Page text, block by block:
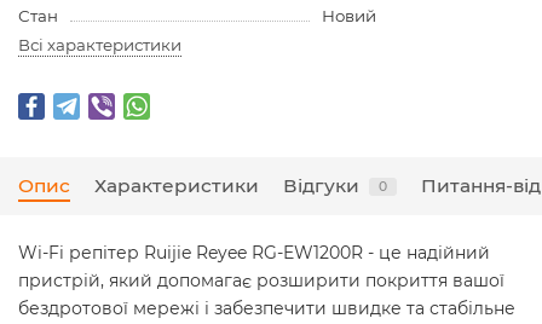
Стан
Новий
Всі характеристики
Опис Характеристики Відгуки 0 Питання-
Wi-Fi репітер Ruijie Reyee RG-EW1200R - це надійний
пристрій, який допомагає розширити покриття вашої
бездротової мережі і забезпечити швидке та стабільне